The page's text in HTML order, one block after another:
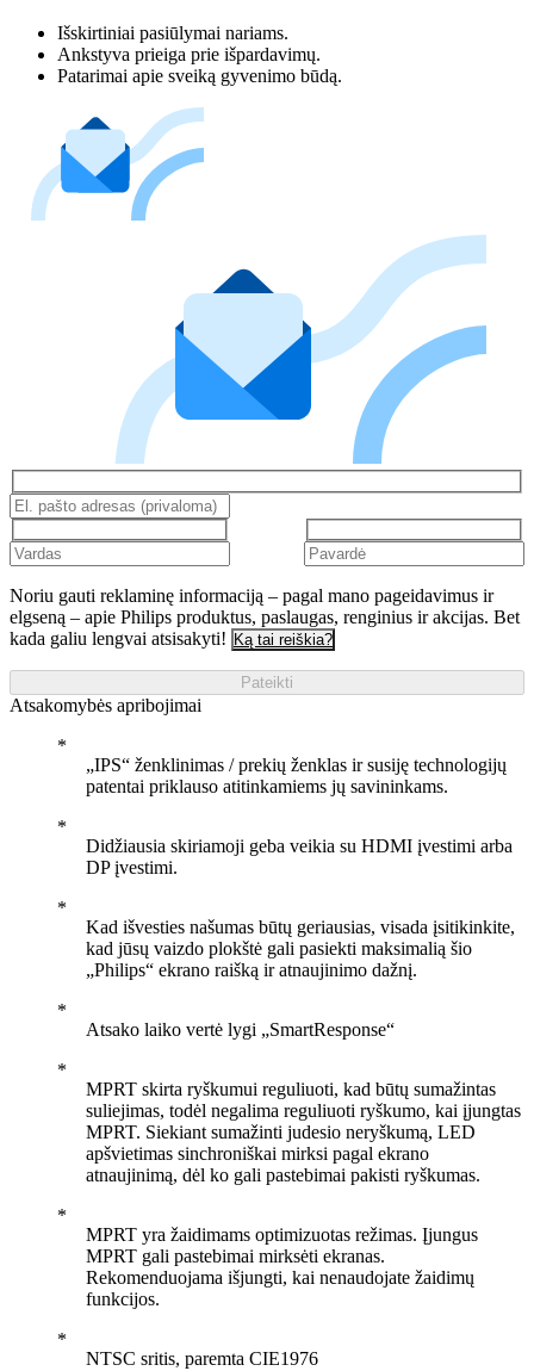
Išskirtiniai pasiūlymai nariams.
Ankstyva prieiga prie išpardavimų.
Patarimai apie sveiką gyvenimo būdą.
Noriu gauti reklaminę informaciją – pagal mano pageidavimus ir
elgseną – apie Philips produktus, paslaugas, renginius ir akcijas. Bet
kada galiu lengvai atsisakyti! Ką tai reiškia?
Pateikti
Atsakomybės apribojimai
„IPS“ ženklinimas / prekių ženklas ir susiję technologijų
patentai priklauso atitinkamiems jų savininkams.
Didžiausia skiriamoji geba veikia su HDMI įvestimi arba
DP įvestimi.
Kad išvesties našumas būtų geriausias, visada įsitikinkite,
kad jūsų vaizdo plokštė gali pasiekti maksimalią šio
„Philips“ ekrano raišką ir atnaujinimo dažnį.
Atsako laiko vertė lygi „SmartResponse“
MPRT skirta ryškumui reguliuoti, kad būtų sumažintas
suliejimas, todėl negalima reguliuoti ryškumo, kai įjungtas
MPRT. Siekiant sumažinti judesio neryškumą, LED
apšvietimas sinchroniškai mirksi pagal ekrano
atnaujinimą, dėl ko gali pastebimai pakisti ryškumas.
MPRT yra žaidimams optimizuotas režimas. Įjungus
MPRT gali pastebimai mirksėti ekranas.
Rekomenduojama išjungti, kai nenaudojate žaidimų
funkcijos.
NTSC sritis, paremta CIE1976